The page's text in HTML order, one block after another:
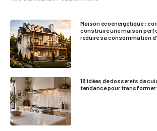
Maison écoénergétique :
construire une maison
réduire sa consommation
18 idées de dosserets de
tendance pour transformer
Qui a dit que la dentelle
2010, la demoiselle fait